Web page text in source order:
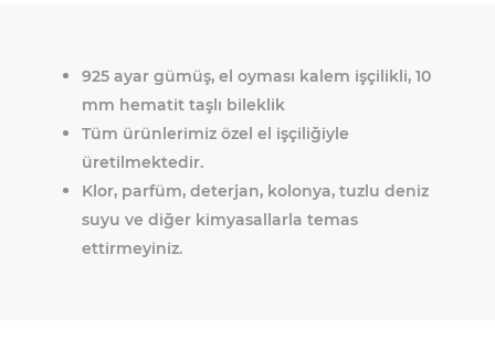
925 ayar gümüş, el oyması kalem işçilikli, 10
mm hematit taşlı bileklik
Tüm ürünlerimiz özel el işçiliğiyle
üretilmektedir.
Klor, parfüm, deterjan, kolonya, tuzlu deniz
suyu ve diğer kimyasallarla temas
ettirmeyiniz.